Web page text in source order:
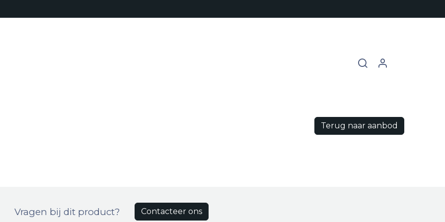
Terug naar aanbod
Vragen bij dit product? Contacteer ons